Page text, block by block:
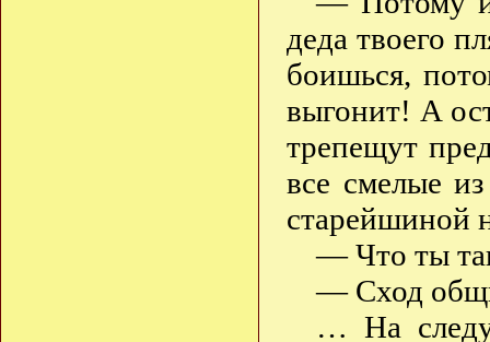
деда твоего
боишься,
выгонит! А
трепещут
все смелые
старейшиной
— Что ты
— Сход
… На